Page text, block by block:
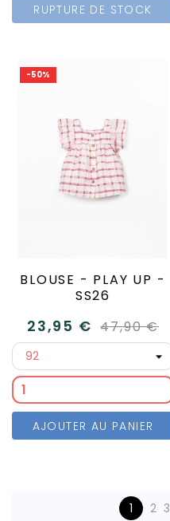
RUPTURE DE STOCK
-50%
BLOUSE - PLAY UP -
SS26
23,95 € 47,90 €
AJOUTER AU PANIER
1 2 3